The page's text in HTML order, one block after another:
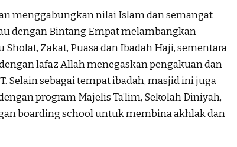
menggabungkan nilai Islam dan semangat
dengan Bintang Empat melambangkan
Zakat, Puasa dan Ibadah Haji, sementara
lafaz Allah menegaskan pengakuan dan
Selain sebagai tempat ibadah, masjid ini juga
program Majelis Ta’lim, Sekolah Diniyah,
boarding school untuk membina akhlak dan